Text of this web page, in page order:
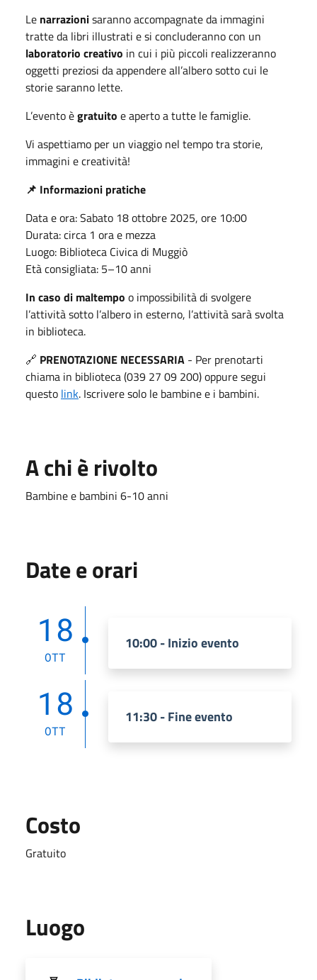
Le narrazionisaranno accompagnate da immagini
tratte da libri illustrati e si concluderanno con un
laboratorio creativo in cui i più piccoli realizzeranno
oggetti preziosi da appendere all’albero sotto cui le
storie saranno lette.
L’evento ègratuito e aperto a tutte le famiglie.
Vi aspettiamo per un viaggio nel tempo tra storie,
immagini e creatività!
📌 Informazioni pratiche
Data e ora: Sabato 18 ottobre 2025, ore 10:00
Durata: circa 1 ora e mezza
Luogo: Biblioteca Civica di Muggiò
Età consigliata: 5–10 anni
In caso di maltempo o impossibilità di svolgere
l’attività sotto l’albero in esterno, l’attività sarà svolta
in biblioteca.
🔗 PRENOTAZIONE NECESSARIA - Per prenotarti
chiama in biblioteca (039 27 09 200) oppure segui
questo link. Iscrivere solo le bambine e i bambini.
A chi è rivolto
Bambine e bambini 6-10 anni
Date e orari
18
OTT
10:00 - Inizio evento
18
OTT
11:30 - Fine evento
Costo
Gratuito
Luogo